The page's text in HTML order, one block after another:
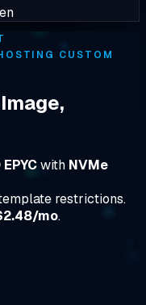
CUSTOM
with NVMe
restrictions.
mo.